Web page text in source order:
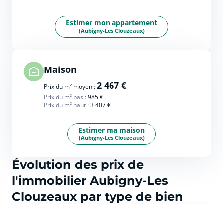
Estimer mon appartement
(Aubigny-Les Clouzeaux)
Maison
Prix du m² moyen :2 467 €
Prix du m² bas :985 €
Prix du m² haut :3 407 €
Estimer ma maison
(Aubigny-Les Clouzeaux)
Évolution des prix de
l'immobilier Aubigny-Les
Clouzeaux par type de bien